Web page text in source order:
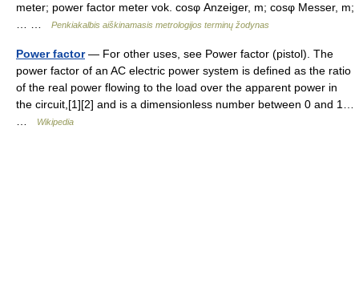
meter; power factor meter vok. cosφ Anzeiger, m; cosφ Messer, m;
Penkiakalbis aiškinamasis metrologijos terminų žodynas
Power factor— For other uses, see Power factor (pistol). The
power factor of an AC electric power system is defined as the ratio
of the real power flowing to the load over the apparent power in
the circuit,[1][2] and is a dimensionless number between 0 and 1…
Wikipedia